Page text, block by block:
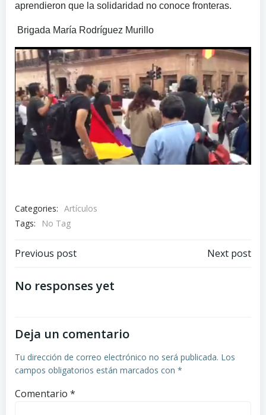
aprendieron que la solidaridad no conoce fronteras.
Brigada María Rodríguez Murillo
Categories: Artículos
Tags:
No Tag
Navegación
de
Previous post
Navegación
Next post
No responses yet
Deja un comentario
Tu dirección de correo electrónico no será publicada. Los
campos obligatorios están marcados con *
Comentario *